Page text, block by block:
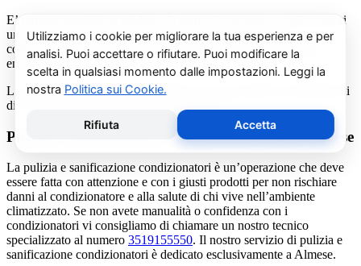
E’ sempre possibile richiedere al centro di assistenza condizionatori
una consulenza gratuita per un montaggio di un nuovo
condizionatore o sulle ultime normative in materia di risparmio
energetico.
La salute e il benessere sono quindi essere gli obiettivi fondamentali
di un addetto alla assistenza condizionatori.
Pulizia e Sanificazione Condizionatori Daitsu Almese
La pulizia e sanificazione condizionatori è un’operazione che deve
essere fatta con attenzione e con i giusti prodotti per non rischiare
danni al condizionatore e alla salute di chi vive nell’ambiente
climatizzato. Se non avete manualità o confidenza con i
condizionatori vi consigliamo di chiamare un nostro tecnico
specializzato al numero 3519155550. Il nostro servizio di pulizia e
sanificazione condizionatori è dedicato esclusivamente a Almese.